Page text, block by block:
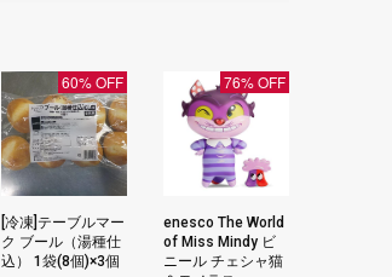
60% OFF
[冷凍]テーブルマー
ク ブール（湯種仕
込） 1袋(8個)×3個
76% OFF
enesco The World
of Miss Mindy ビ
ニール チェシャ猫